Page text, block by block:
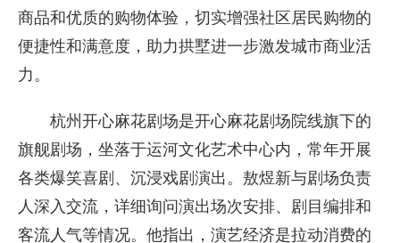
商品和优质的购物体验，切实增强社区居民购物的
便捷性和满意度，助力拱墅进一步激发城市商业活
力。
杭州开心麻花剧场是开心麻花剧场院线旗下的
旗舰剧场，坐落于运河文化艺术中心内，常年开展
各类爆笑喜剧、沉浸戏剧演出。敖煜新与剧场负责
人深入交流，详细询问演出场次安排、剧目编排和
客流人气等情况。他指出，演艺经济是拉动消费的